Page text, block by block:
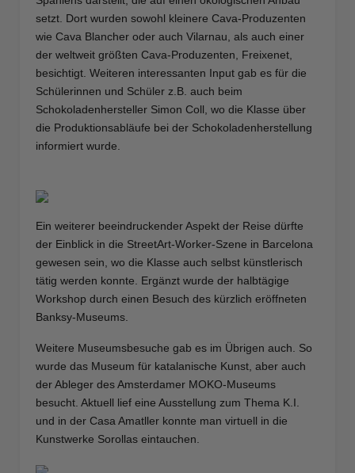
setzt. Dort wurden sowohl kleinere Cava-Produzenten
wie Cava Blancher oder auch Vilarnau, als auch einer
der weltweit größten Cava-Produzenten, Freixenet,
besichtigt. Weiteren interessanten Input gab es für die
Schülerinnen und Schüler z.B. auch beim
Schokoladenhersteller Simon Coll, wo die Klasse über
die Produktionsabläufe bei der Schokoladenherstellung
informiert wurde.
Ein weiterer beeindruckender Aspekt der Reise dürfte
der Einblick in die StreetArt-Worker-Szene in Barcelona
gewesen sein, wo die Klasse auch selbst künstlerisch
tätig werden konnte. Ergänzt wurde der halbtägige
Workshop durch einen Besuch des kürzlich eröffneten
Banksy-Museums.
Weitere Museumsbesuche gab es im Übrigen auch. So
wurde das Museum für katalanische Kunst, aber auch
der Ableger des Amsterdamer MOKO-Museums
besucht. Aktuell lief eine Ausstellung zum Thema K.I.
und in der Casa Amatller konnte man virtuell in die
Kunstwerke Sorollas eintauchen.